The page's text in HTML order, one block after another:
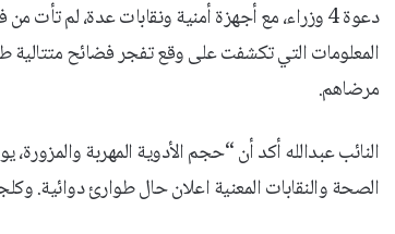
دعوة 4 وزراء، مع أجهزة أمنية ونقابات عدة، لم
المعلومات التي تكشفت على وقع تفجر فضائح متتالية
مرضاهم.
النائب عبدالله أكد أن “حجم الأدوية المهربة
الصحة والنقابات المعنية اعلان حال طوارئ دوائية.